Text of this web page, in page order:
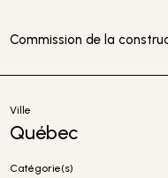
Commission de la
Ville
Québec
Catégorie(s)